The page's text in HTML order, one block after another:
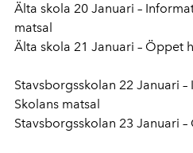
Älta skola 20 Januari –
matsal
Älta skola 21 Januari – Öppet
Stavsborgsskolan 22 Januari
Skolans matsal
Stavsborgsskolan 23 Januari